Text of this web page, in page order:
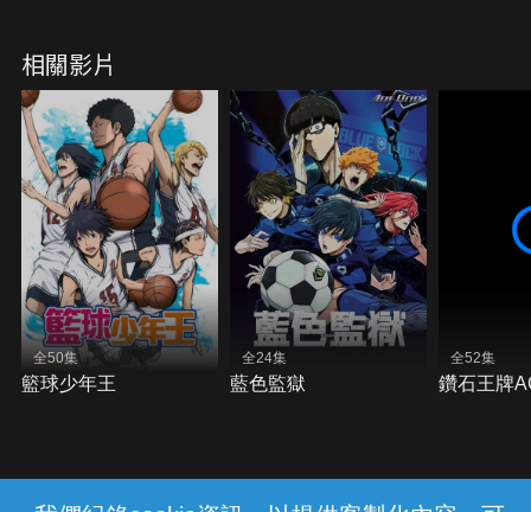
相關影片
全50集
籃球少年王
全24集
藍色監獄
全52集
鑽石王牌